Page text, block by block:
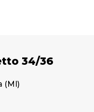
34/36
(MI)